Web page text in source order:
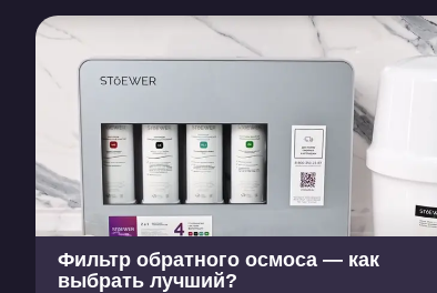
Фильтр обратного осмоса — как
выбрать лучший?